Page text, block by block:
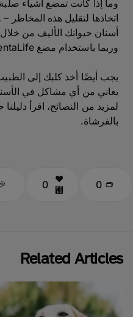
وما إذا كانت تمضغ أشياء
اتخاذها لتقليل هذه المخاطر
أسنان حيوانك الأليف من
وربما باستخدام مضغ Purina® DentaLife® اليومي.
يجب أيضًا أخذ كلبك إلى
يعاني من أي مشاكل في
لمزيد من النصائح، اقرأ
بالفرشاة.
0
0
Related Articles